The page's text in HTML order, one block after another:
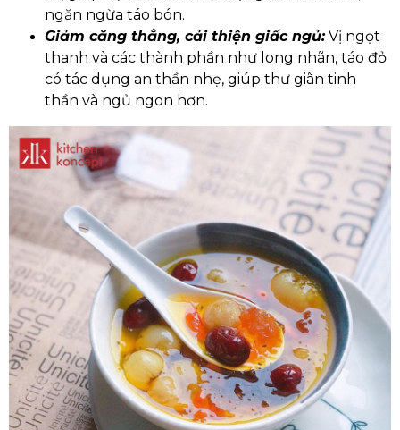
ngăn ngừa táo bón.
Giảm căng thẳng, cải thiện giấc ngủ:Vị ngọt
thanh và các thành phần như long nhãn, táo đỏ
có tác dụng an thần nhẹ, giúp thư giãn tinh
thần và ngủ ngon hơn.